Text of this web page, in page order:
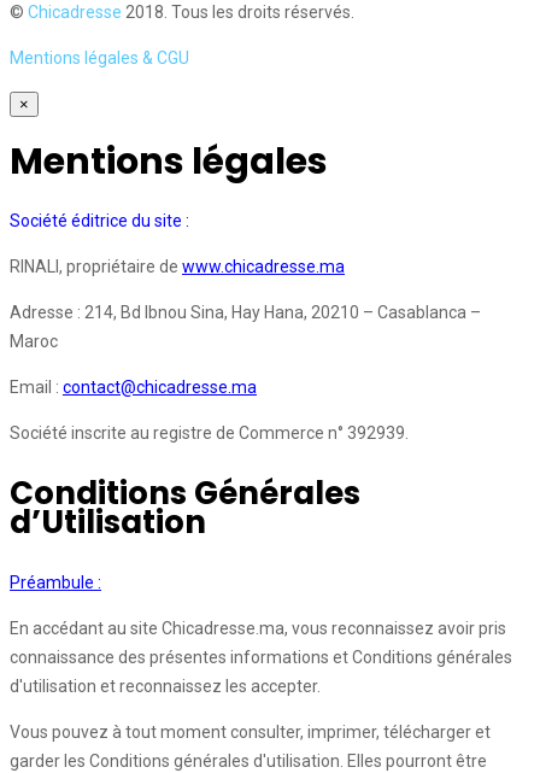
© Chicadresse 2018. Tous les droits réservés.
Mentions légales & CGU
×
Mentions légales
Société éditrice du site :
RINALI, propriétaire de www.chicadresse.ma
Adresse : 214, Bd Ibnou Sina, Hay Hana, 20210 – Casablanca –
Maroc
Email : contact@chicadresse.ma
Société inscrite au registre de Commerce n° 392939.
Conditions Générales
d’Utilisation
Préambule :
En accédant au site Chicadresse.ma, vous reconnaissez avoir pris
connaissance des présentes informations et Conditions générales
d'utilisation et reconnaissez les accepter.
Vous pouvez à tout moment consulter, imprimer, télécharger et
garder les Conditions générales d'utilisation. Elles pourront être